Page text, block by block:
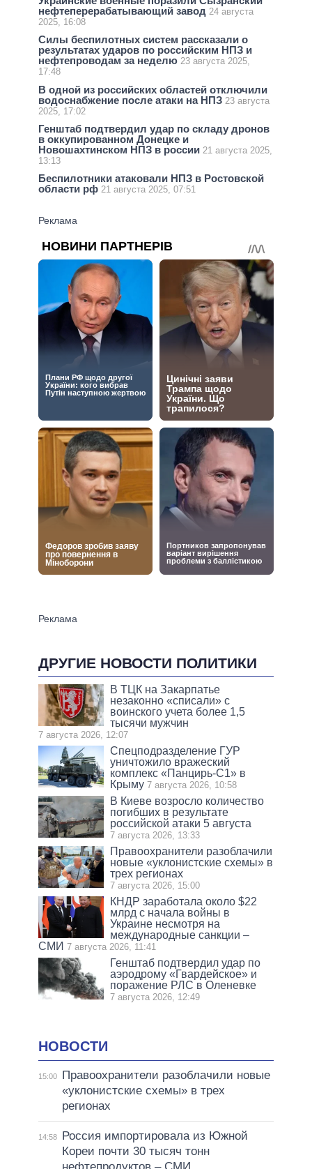
нефтеперерабатывающий завод 24 августа
2025, 16:08
Силы беспилотных систем рассказали о
результатах ударов по российским НПЗ и
нефтепроводам за неделю 23 августа 2025,
17:48
В одной из российских областей отключили
водоснабжение после атаки на НПЗ 23 августа
2025, 17:02
Генштаб подтвердил удар по складу дронов
в оккупированном Донецке и
Новошахтинском НПЗ в россии 21 августа 2025,
13:13
Беспилотники атаковали НПЗ в Ростовской
области рф 21 августа 2025, 07:51
ДРУГИЕ НОВОСТИ ПОЛИТИКИ
В ТЦК на Закарпатье
незаконно «списали» с
воинского учета более 1,5
тысячи мужчин
7 августа 2026, 12:07
Спецподразделение ГУР
уничтожило вражеский
комплекс «Панцирь-С1» в
Крыму 7 августа 2026, 10:58
В Киеве возросло количество
погибших в результате
российской атаки 5 августа
7 августа 2026, 13:33
Правоохранители разоблачили
новые «уклонистские схемы» в
трех регионах
7 августа 2026, 15:00
КНДР заработала около $22
млрд с начала войны в
Украине несмотря на
международные санкции –
СМИ 7 августа 2026, 11:41
Генштаб подтвердил удар по
аэродрому «Гвардейское» и
поражение РЛС в Оленевке
7 августа 2026, 12:49
НОВОСТИ
15:00
Правоохранители разоблачили новые
«уклонистские схемы» в трех
регионах
14:58
Россия импортировала из Южной
Кореи почти 30 тысяч тонн